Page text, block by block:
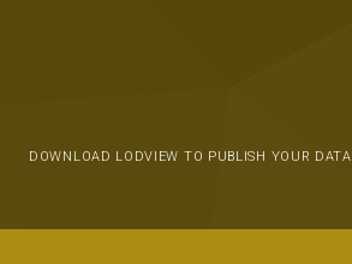
DOWNLOAD LODVIEW TO PUBLISH YOUR DATA